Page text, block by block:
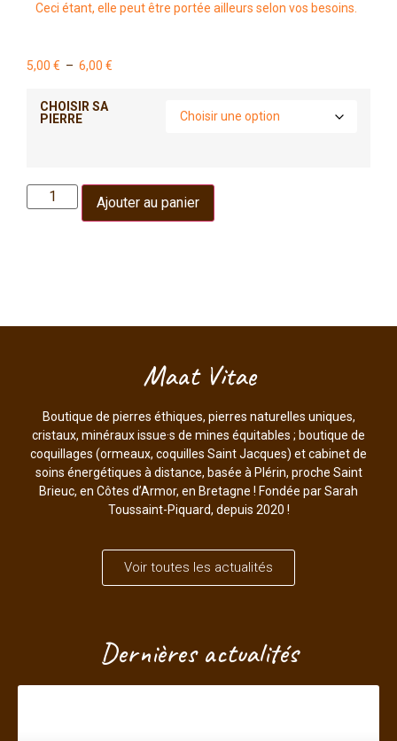
Ceci étant, elle peut être portée ailleurs selon vos besoins.
5,00 € – 6,00 €
CHOISIR SA
PIERRE
Ajouter au panier
Maat Vitae
Boutique de pierres éthiques, pierres naturelles uniques,
cristaux, minéraux issue·s de mines équitables ; boutique de
coquillages (ormeaux, coquilles Saint Jacques) et cabinet de
soins énergétiques à distance, basée à Plérin, proche Saint
Brieuc, en Côtes d’Armor, en Bretagne ! Fondée par Sarah
Toussaint-Piquard, depuis 2020 !
Voir toutes les actualités
Dernières actualités